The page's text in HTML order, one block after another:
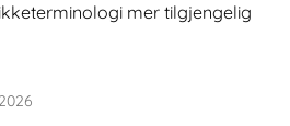
mer tilgjengelig